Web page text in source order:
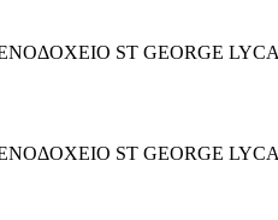
ST GEORGE
ST GEORGE